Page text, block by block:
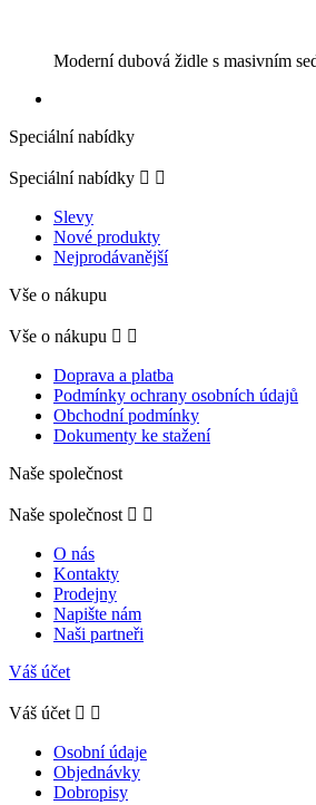
Moderní dubová židle s masivním
Speciální nabídky
Speciální nabídky  
Slevy
Nové produkty
Nejprodávanější
Vše o nákupu
Vše o nákupu  
Doprava a platba
Podmínky ochrany osobních údajů
Obchodní podmínky
Dokumenty ke stažení
Naše společnost
Naše společnost  
O nás
Kontakty
Prodejny
Napište nám
Naši partneři
Váš účet
Váš účet  
Osobní údaje
Objednávky
Dobropisy